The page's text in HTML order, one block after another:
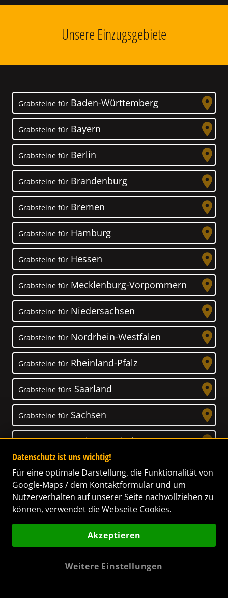
Unsere Einzugsgebiete
Grabsteine für Baden-Württemberg
Grabsteine für Bayern
Grabsteine für Berlin
Grabsteine für Brandenburg
Grabsteine für Bremen
Grabsteine für Hamburg
Grabsteine für Hessen
Grabsteine für Mecklenburg-Vorpommern
Grabsteine für Niedersachsen
Grabsteine für Nordrhein-Westfalen
Grabsteine für Rheinland-Pfalz
Grabsteine fürs Saarland
Grabsteine für Sachsen
Grabsteine fürSachsen-Anhalt
Grabsteine für Schleswig-Holstein
Grabsteine fürThüringen
Unser Anspruch
Datenschutz ist uns wichtig!
Für eine optimale Darstellung, die Funktionalität von
Google-Maps / dem Kontaktformular und um
Nutzerverhalten auf unserer Seite nachvollziehen zu
können, verwendet die Webseite Cookies.
Akzeptieren
Weitere Einstellungen